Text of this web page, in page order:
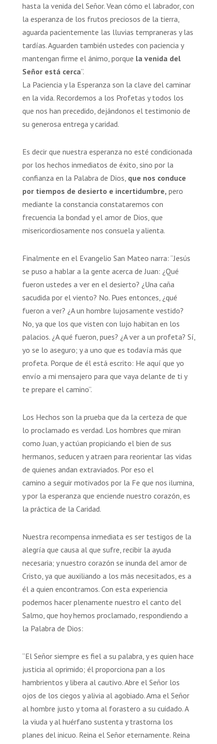
hasta la venida del Señor. Vean cómo el labrador, con
la esperanza de los frutos preciosos de la tierra,
aguarda pacientemente las lluvias tempraneras y las
tardías. Aguarden también ustedes con paciencia y
mantengan firme el ánimo, porque la venida del
Señor está cerca”.
La Paciencia y la Esperanza son la clave del caminar
en la vida. Recordemos a los Profetas y todos los
que nos han precedido, dejándonos el testimonio de
su generosa entrega y caridad.
Es decir que nuestra esperanza no esté condicionada
por los hechos inmediatos de éxito, sino por la
confianza en la Palabra de Dios, que nos conduce
por tiempos de desierto e incertidumbre, pero
mediante la constancia constataremos con
frecuencia la bondad y el amor de Dios, que
misericordiosamente nos consuela y alienta.
Finalmente en el Evangelio San Mateo narra: “Jesús
se puso a hablar a la gente acerca de Juan: ¿Qué
fueron ustedes a ver en el desierto? ¿Una caña
sacudida por el viento? No. Pues entonces, ¿qué
fueron a ver? ¿A un hombre lujosamente vestido?
No, ya que los que visten con lujo habitan en los
palacios. ¿A qué fueron, pues? ¿A ver a un profeta? Sí,
yo se lo aseguro; y a uno que es todavía más que
profeta. Porque de él está escrito: He aquí que yo
envío a mi mensajero para que vaya delante de ti y
te prepare el camino”.
Los Hechos son la prueba que da la certeza de que
lo proclamado es verdad. Los hombres que miran
como Juan, y actúan propiciando el bien de sus
hermanos, seducen y atraen para reorientar las vidas
de quienes andan extraviados. Por eso el
camino a seguir motivados por la Fe que nos ilumina,
y por la esperanza que enciende nuestro corazón, es
la práctica de la Caridad.
Nuestra recompensa inmediata es ser testigos de la
alegría que causa al que sufre, recibir la ayuda
necesaria; y nuestro corazón se inunda del amor de
Cristo, ya que auxiliando a los más necesitados, es a
él a quien encontramos. Con esta experiencia
podemos hacer plenamente nuestro el canto del
Salmo, que hoy hemos proclamado, respondiendo a
la Palabra de Dios:
“El Señor siempre es fiel a su palabra, y es quien hace
justicia al oprimido; él proporciona pan a los
hambrientos y libera al cautivo. Abre el Señor los
ojos de los ciegos y alivia al agobiado. Ama el Señor
al hombre justo y toma al forastero a su cuidado. A
la viuda y al huérfano sustenta y trastorna los
planes del inicuo. Reina el Señor eternamente. Reina